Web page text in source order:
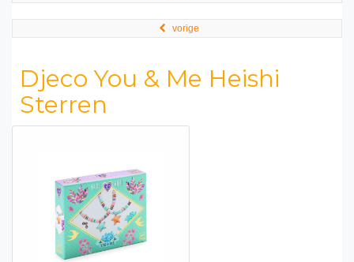
vorige
Djeco You & Me Heishi
Sterren